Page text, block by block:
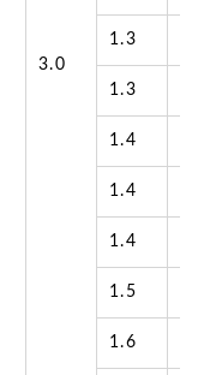
3.0
1.3
1.3
1.4
1.4
1.4
1.5
1.6